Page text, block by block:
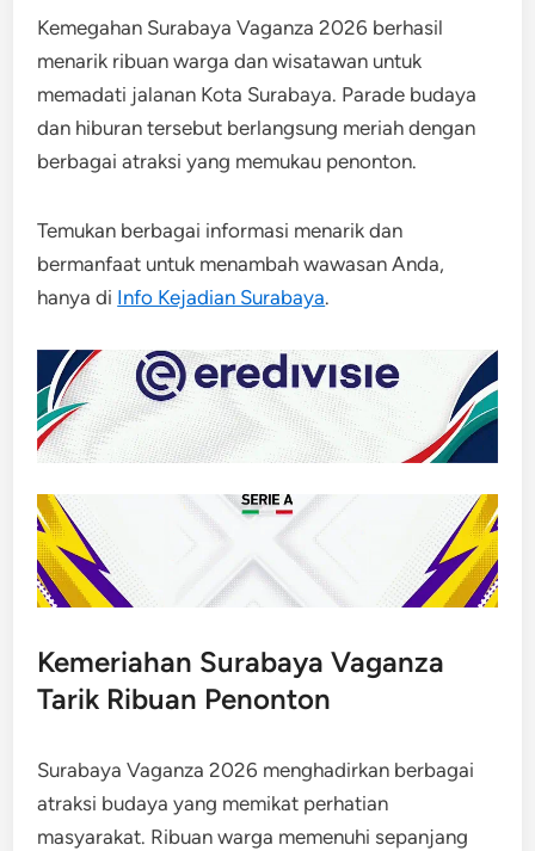
Kemegahan Surabaya Vaganza 2026 berhasil
menarik ribuan warga dan wisatawan untuk
memadati jalanan Kota Surabaya. Parade budaya
dan hiburan tersebut berlangsung meriah dengan
berbagai atraksi yang memukau penonton.
Temukan berbagai informasi menarik dan
bermanfaat untuk menambah wawasan Anda,
hanya di Info Kejadian Surabaya.
Kemeriahan Surabaya Vaganza
Tarik Ribuan Penonton
Surabaya Vaganza 2026 menghadirkan berbagai
atraksi budaya yang memikat perhatian
masyarakat. Ribuan warga memenuhi sepanjang